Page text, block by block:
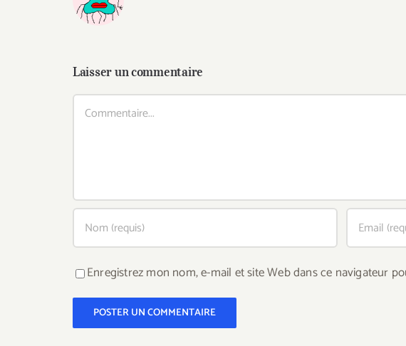
Laisser un commentaire
Commentaire
Enregistrez mon nom, e-mail et site Web dans ce navigateur